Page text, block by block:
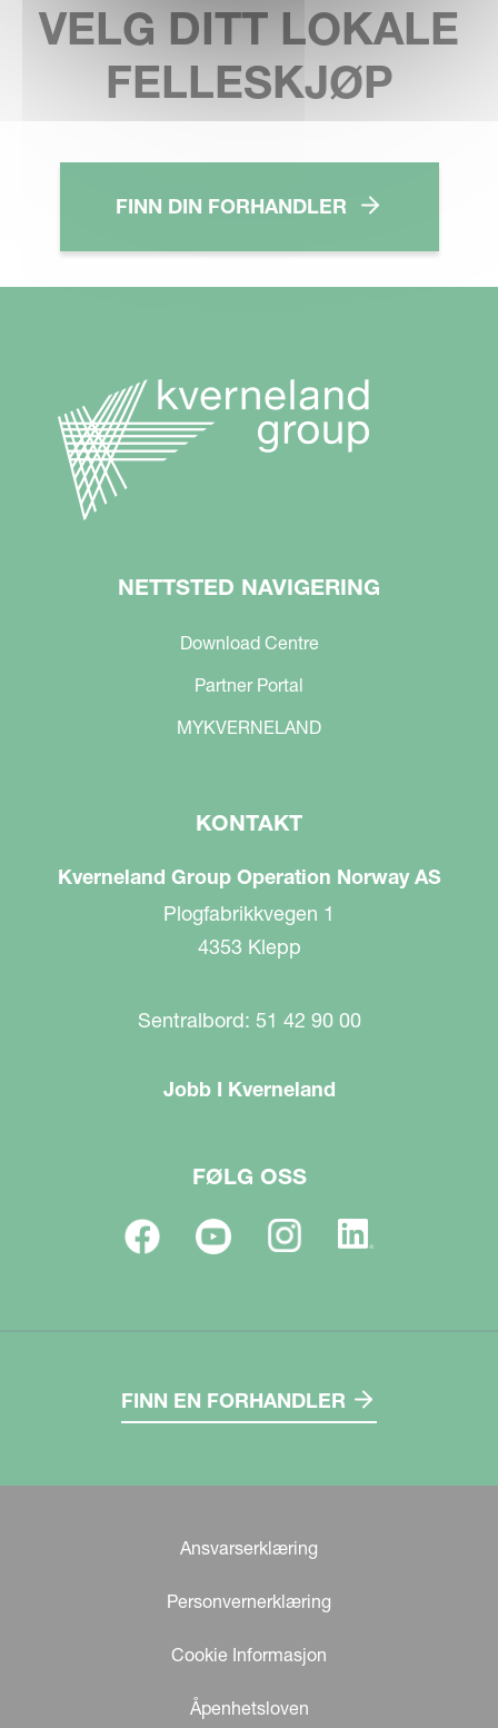
VELG DITT LOKALE
FELLESKJØP
FINN DIN FORHANDLER
NETTSTED NAVIGERING
Download Centre
Partner Portal
MYKVERNELAND
KONTAKT
Kverneland Group Operation Norway AS
Plogfabrikkvegen 1
4353 Klepp
Sentralbord: 51 42 90 00
Jobb I Kverneland
FØLG OSS
FINN EN FORHANDLER
Ansvarserklæring
Personvernerklæring
Cookie Informasjon
Åpenhetsloven